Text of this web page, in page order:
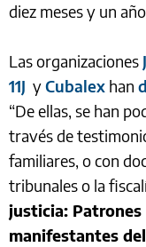
diez meses y un
Las organizaciones
11J yCubalex han
“De ellas, se han
través de
familiares, o con
tribunales o la
justicia:
manifestantes del